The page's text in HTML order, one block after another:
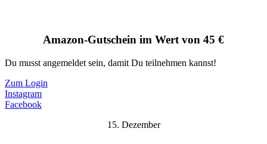
Amazon-Gutschein im Wert von 45 €
Du musst angemeldet sein, damit Du teilnehmen kannst!
Zum Login
Instagram
Facebook
15. Dezember